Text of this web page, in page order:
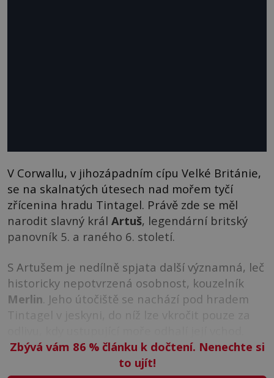
V Corwallu, v jihozápadním cípu Velké Británie,
se na skalnatých útesech nad mořem tyčí
zřícenina hradu Tintagel. Právě zde se měl
narodit slavný král Artuš, legendární britský
panovník 5. a raného 6. století.
S Artušem je nedílně spjata další významná, leč
historicky nepotvrzená osobnost, kouzelník
Merlin. Jeho útočiště se nachází pod hradem
Tintagel v jeskyni, do níž lze vkročit pouze za
Zbývá vám 86 %článku k dočtení. Nenechte si
to ujít!